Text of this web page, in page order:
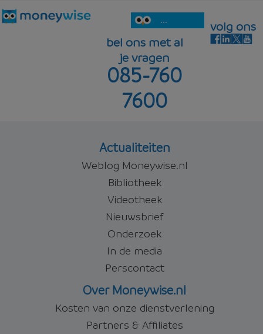
...
bel ons met al
je vragen
085-760
7600
volg ons
Actualiteiten
Weblog Moneywise.nl
Bibliotheek
Videotheek
Nieuwsbrief
Onderzoek
In de media
Perscontact
Over Moneywise.nl
Kosten van onze dienstverlening
Partners & Affiliates